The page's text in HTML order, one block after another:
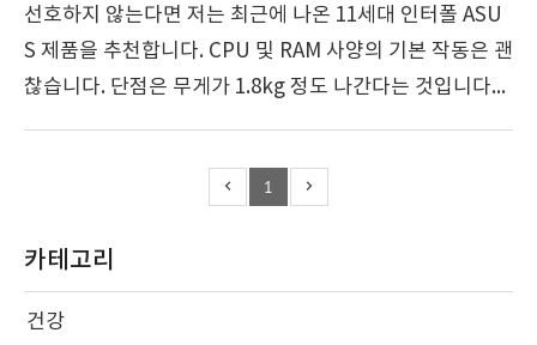
선호하지 않는다면 저는 최근에 나온 11세대 인터폴 ASU
S 제품을 추천합니다. CPU 및 RAM 사양의 기본 작동은 괜
찮습니다. 단점은 무게가 1.8kg 정도 나간다는 것입니다...
1
카테고리
건강